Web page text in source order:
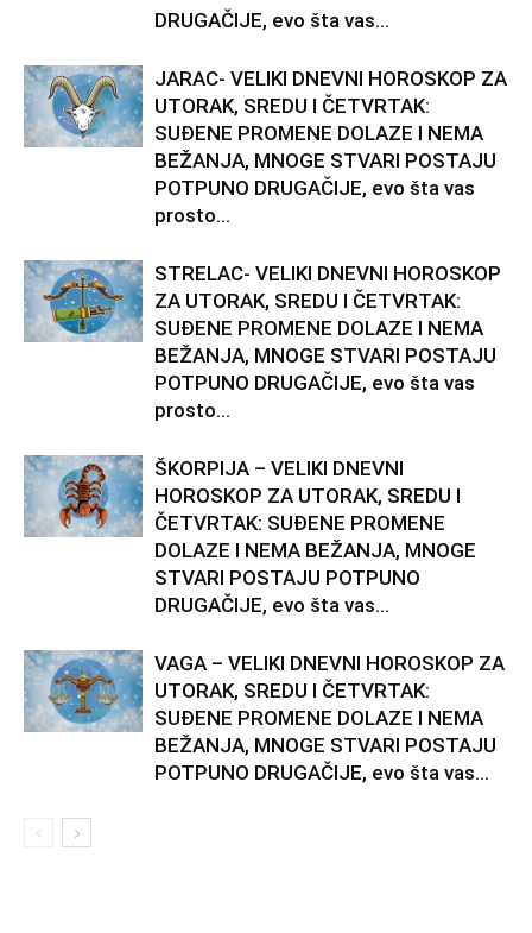
DRUGAČIJE, evo šta vas...
JARAC- VELIKI DNEVNI HOROSKOP ZA
UTORAK, SREDU I ČETVRTAK:
SUĐENE PROMENE DOLAZE I NEMA
BEŽANJA, MNOGE STVARI POSTAJU
POTPUNO DRUGAČIJE, evo šta vas
prosto...
STRELAC- VELIKI DNEVNI HOROSKOP
ZA UTORAK, SREDU I ČETVRTAK:
SUĐENE PROMENE DOLAZE I NEMA
BEŽANJA, MNOGE STVARI POSTAJU
POTPUNO DRUGAČIJE, evo šta vas
prosto...
ŠKORPIJA – VELIKI DNEVNI
HOROSKOP ZA UTORAK, SREDU I
ČETVRTAK: SUĐENE PROMENE
DOLAZE I NEMA BEŽANJA, MNOGE
STVARI POSTAJU POTPUNO
DRUGAČIJE, evo šta vas...
VAGA – VELIKI DNEVNI HOROSKOP ZA
UTORAK, SREDU I ČETVRTAK:
SUĐENE PROMENE DOLAZE I NEMA
BEŽANJA, MNOGE STVARI POSTAJU
POTPUNO DRUGAČIJE, evo šta vas...